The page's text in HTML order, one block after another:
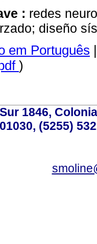
: redes
diseño
em Português |
)
1846,
(5255)